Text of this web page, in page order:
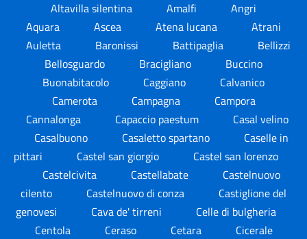
Altavilla silentina
Amalfi
Angri
Aquara
Ascea Atena lucana
Atrani
Auletta
Baronissi Battipaglia
Bellizzi
Bellosguardo
Bracigliano
Buccino
Buonabitacolo
Caggiano
Calvanico
Camerota
Campagna
Campora
Cannalonga
Capaccio paestum
Casal velino
Casalbuono
Casaletto spartano
Caselle in
pittari
Castel san giorgio
Castel san lorenzo
Castelcivita
Castellabate
Castelnuovo
cilento
Castelnuovo di conza
Castiglione del
genovesi
Cava de' tirreni
Celle di bulgheria
Centola
Ceraso Cetara
Cicerale